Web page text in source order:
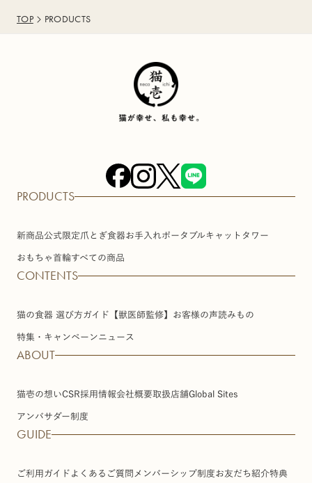
TOP PRODUCTS
PRODUCTS
新商品公式限定爪とぎ食器お手入れポータブル キャットタワー
おもちゃ首輪すべての商品
CONTENTS
猫の食器 選び方ガイド【獣医師監修】 お客様の声読みもの
特集・キャンペーンニュース
ABOUT
猫壱の想いCSR採用情報会社概要取扱店舗Global Sites
アンバサダー制度
GUIDE
ご利用ガイド よくあるご質問 メンバーシップ制度お友だち紹介特典